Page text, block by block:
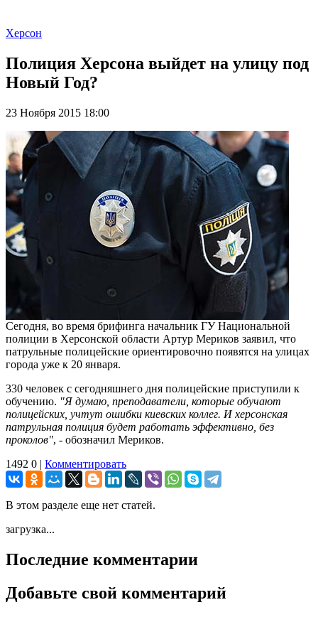
Херсон
Полиция Херсона выйдет на улицу под
Новый Год?
23 Ноября 2015 18:00
Сегодня, во время брифинга начальник ГУ Национальной
полиции в Херсонской области Артур Мериков заявил, что
патрульные полицейские ориентировочно появятся на улицах
города уже к 20 января.
330 человек с сегодняшнего дня полицейские приступили к
обучению. "Я думаю, преподаватели, которые обучают
полицейских, учтут ошибки киевских коллег. И херсонская
патрульная полиция будет работать эффективно, без
проколов", - обозначил Мериков.
1492 0 | Комментировать
В этом разделе еще нет статей.
загрузка...
Последние комментарии
Добавьте свой комментарий